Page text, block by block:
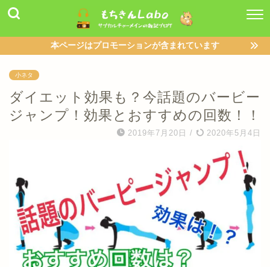
本ページはプロモーションが含まれています
小ネタ
ダイエット効果も？今話題のバービー
ジャンプ！効果とおすすめの回数！！
2019年7月20日 / 2020年5月4日